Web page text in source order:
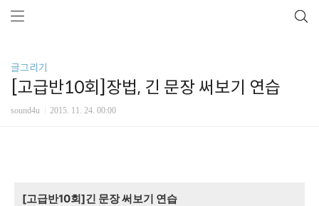
글그리기
[고급반10회]장법, 긴 문장 써보기 연습
sound4u 2015. 11. 24. 00:00
[고급반10회]긴 문장 써보기 연습